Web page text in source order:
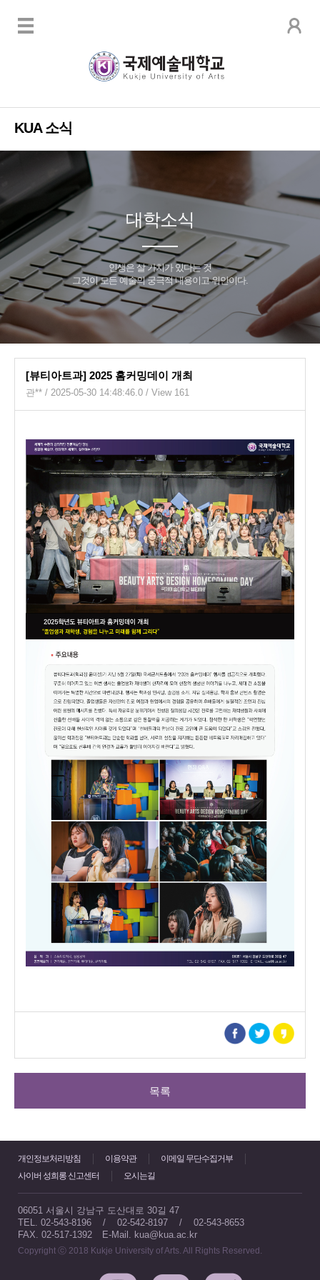
KUA 소식
대학소식
인생은 살 가치가 있다는 것
그것이 모든 예술의 궁극적 내용이고 위안이다.
[뷰티아트과] 2025 홈커밍데이 개최
관** / 2025-05-30 14:48:46.0 / View 161
목록
개인정보처리방침 이용약관
이메일 무단수집거부
사이버 성희롱 신고센터
오시는길
06051 서울시 강남구 도산대로 30길 47
TEL. 02-543-8196 / 02-542-8197 / 02-543-8653
FAX. 02-517-1392
E-Mail. kua@kua.ac.kr
Copyright ⓒ 2018 Kukje University of Arts. All Rights Reserved.